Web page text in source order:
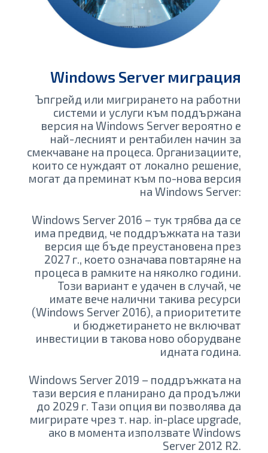
Windows Server миграция
Ъпгрейд или мигрирането на работни
системи и услуги към поддържана
версия на Windows Server вероятно е
най-лесният и рентабилен начин за
смекчаване на процеса. Организациите,
които се нуждаят от локално решение,
могат да преминат към по-нова версия
на Windows Server:
Windows Server 2016 – тук трябва да се
има предвид, че поддръжката на тази
версия ще бъде преустановена през
2027 г., което означава повтаряне на
процеса в рамките на няколко години.
Този вариант е удачен в случай, че
имате вече налични такива ресурси
(Windows Server 2016), а приоритетите
и бюджетирането не включват
инвестиции в такова ново оборудване
идната година.
Windows Server 2019 – поддръжката на
тази версия е планирано да продължи
до 2029 г. Тази опция ви позволява да
мигрирате чрез т. нар. in-place upgrade,
ако в момента използвате Windows
Server 2012 R2.